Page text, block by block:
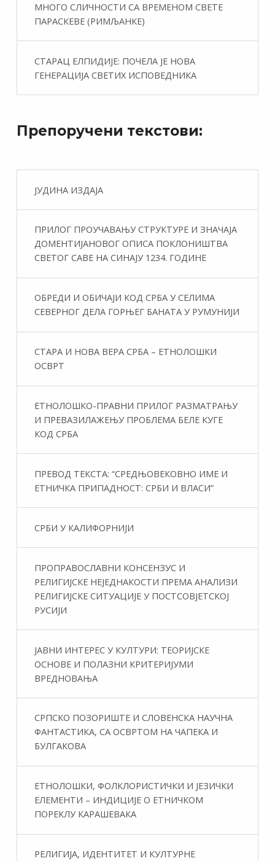
МНОГО СЛИЧНОСТИ СА ВРЕМЕНОМ СВЕТЕ
ПАРАСКЕВЕ (РИМЉАНКЕ)
СТАРАЦ ЕЛПИДИЈЕ: ПОЧЕЛА ЈЕ НОВА
ГЕНЕРАЦИЈА СВЕТИХ ИСПОВЕДНИКА
Препоручени текстови:
ЈУДИНА ИЗДАЈА
ПРИЛОГ ПРОУЧАВАЊУ СТРУКТУРЕ И ЗНАЧАЈА
ДОМЕНТИЈАНОВОГ ОПИСА ПОКЛОНИШТВА
СВЕТОГ САВЕ НА СИНАЈУ 1234. ГОДИНЕ
ОБРЕДИ И ОБИЧАЈИ КОД СРБА У СЕЛИМА
СЕВЕРНОГ ДЕЛА ГОРЊЕГ БАНАТА У РУМУНИЈИ
СТАРА И НОВА ВЕРА СРБА – ЕТНОЛОШКИ
ОСВРТ
ЕТНОЛОШКО-ПРАВНИ ПРИЛОГ РАЗМАТРАЊУ
И ПРЕВАЗИЛАЖЕЊУ ПРОБЛЕМА БЕЛЕ КУГЕ
КОД СРБА
ПРЕВОД ТЕКСТА: “СРЕДЊОВЕКОВНО ИМЕ И
ЕТНИЧКА ПРИПАДНОСТ: СРБИ И ВЛАСИ”
СРБИ У КАЛИФОРНИЈИ
ПРОПРАВОСЛАВНИ КОНСЕНЗУС И
РЕЛИГИЈСКЕ НЕЈЕДНАКОСТИ ПРЕМА АНАЛИЗИ
РЕЛИГИЈСКЕ СИТУАЦИЈЕ У ПОСТСОВЈЕТСКОЈ
РУСИЈИ
ЈАВНИ ИНТЕРЕС У КУЛТУРИ: ТЕОРИЈСКЕ
ОСНОВЕ И ПОЛАЗНИ КРИТЕРИЈУМИ
ВРЕДНОВАЊА
СРПСКО ПОЗОРИШТЕ И СЛОВЕНСКА НАУЧНА
ФАНТАСТИКA, СА ОСВРТОМ НА ЧАПЕКА И
БУЛГАКОВА
ЕТНОЛОШКИ, ФОЛКЛОРИСТИЧКИ И ЈЕЗИЧКИ
ЕЛЕМЕНТИ – ИНДИЦИЈЕ О ЕТНИЧКОМ
ПОРЕКЛУ КАРАШЕВАКА
РЕЛИГИЈА, ИДЕНТИТЕТ И КУЛТУРНЕ